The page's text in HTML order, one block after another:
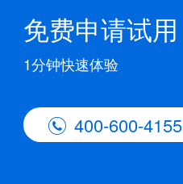
免费申请试用
1分钟快速体验
 400-600-4155